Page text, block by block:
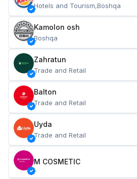
Hotels and Tourism,Boshqa
Kamolon osh
Boshqa
Zahratun
Trade and Retail
Balton
Trade and Retail
Uyda
Trade and Retail
M COSMETIC